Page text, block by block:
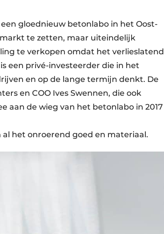
gloednieuw betonlabo in het Oost-
te zetten, maar uiteindelijk
te verkopen omdat het verlieslatend
een privé-investeerder die in het
en op de lange termijn denkt. De
en COO Ives Swennen, die ook
aan de wieg van het betonlabo in 2017
al het onroerend goed en materiaal.